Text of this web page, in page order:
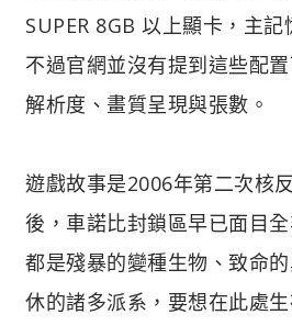
SUPER 8GB 以上顯卡，主記
不過官網並沒有提到這些配
解析度、畫質呈現與張數。
遊戲故事是2006年第二次核
後，車諾比封鎖區早已面目
都是殘暴的變種生物、致命
休的諸多派系，要想在此處